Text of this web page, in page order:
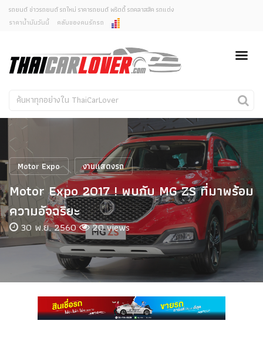
ยกเลิกการแจ้งเตือน
คุณต้องการยกเลิกการแจ้งเตือนข่าวสารเมื่อมีการอัพเดต
ใช่หรือไม่?
ไม่
รถยนต์ ข่าวรถยนต์ รถใหม่ ราคารถยนต์ พริตตี้ รถคลาสสิค รถแต่ง
ราคาน้ำมันวันนี้
คลับของคนรักรถ
รถใหม่
คนรักรถ
รถแต่ง
พริตตี้
งานแสดงรถ
Car In The Movie
สเปคราคา รถยนต์
Motor Expo งานแสดงรถ
Motor Expo 2017 ! พบกับ MG ZS ที่มาพร้อม
ความอัจฉริยะ
30 พ.ย. 2560 20 views